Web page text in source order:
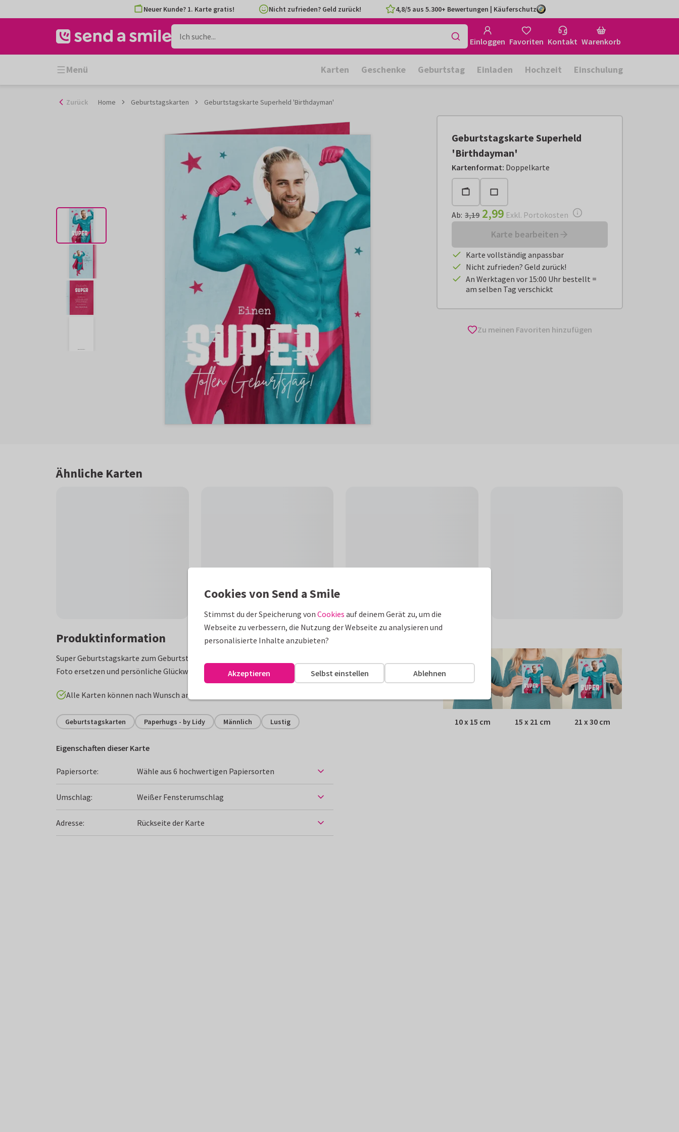
Inhalt
Neuer Kunde? 1. Karte gratis! Nicht zufrieden? Geld zurück! 4,8/5 aus 5.300+ Bewertungen | Käuferschutz
Einloggen Favoriten Kontakt Warenkorb
Menü Karten Geschenke Geburtstag Einladen Hochzeit Einschulung
Zurück Home Geburtstagskarten Geburtstagskarte Superheld 'Birthdayman'
Geburtstagskarte Superheld
'Birthdayman'
Kartenformat: Doppelkarte
Ab:€ 2,99Exkl. Portokosten
Ab: 3,19 2,99 Exkl. Portokosten
Karte bearbeiten
Karte vollständig anpassbar
Nicht zufrieden? Geld zurück!
An Werktagen vor 15:00 Uhr bestellt =
am selben Tag verschickt
Zu meinen Favoriten hinzufügen
Ähnliche Karten
Produktinformation
Super Geburtstagskarte zum Geburtstag eines echten Superhelden! Einfach
Foto ersetzen und persönliche Glückwünsche einfügen - fertig!
Alle Karten können nach Wunsch angepasst werden.
Geburtstagskarten Paperhugs - by Lidy Männlich Lustig
Eigenschaften dieser Karte
Papiersorte: Wähle aus 6 hochwertigen Papiersorten
Umschlag: Weißer Fensterumschlag
Adresse: Rückseite der Karte
10 x 15 cm 15 x 21 cm 21 x 30 cm
Cookies von Send a Smile
Stimmst du der Speicherung von Cookies auf deinem Gerät zu, um die
Webseite zu verbessern, die Nutzung der Webseite zu analysieren und
personalisierte Inhalte anzubieten?
Ablehnen
Selbst einstellen
Akzeptieren